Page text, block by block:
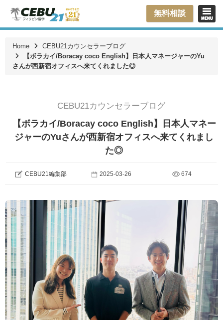
無料相談
Home
CEBU21カウンセラーブログ
【ボラカイ/Boracay coco English】日本人マネージャーのYu
さんが西新宿オフィスへ来てくれました◎
CEBU21カウンセラーブログ
【ボラカイ/Boracay coco English】日本人マネー
ジャーのYuさんが西新宿オフィスへ来てくれまし
た◎
CEBU21編集部 2025-03-26 674